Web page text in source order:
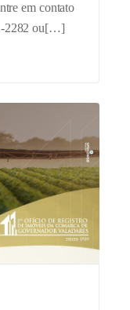
em contato
2282 ou[…]